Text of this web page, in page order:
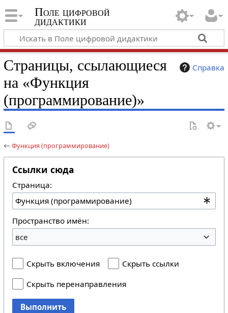
Поле цифровой
дидактики
Справка
Страницы, ссылающиеся
на «Функция
(программирование)»
←Функция (программирование)
Ссылки сюда
Страница:
Пространство имён:
все
Скрыть включения
Скрыть ссылки
Скрыть перенаправления
Выполнить